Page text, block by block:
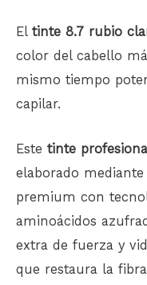
El tinte 8.7 rubio
color del cabello
mismo tiempo
capilar.
Este tinte
elaborado
premium con
aminoácidos
extra de fuerza y
que restaura la